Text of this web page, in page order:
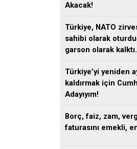
Akacak!
Türkiye, NATO
sahibi olarak
garson olarak kalktı.
Türkiye’yi yeniden
kaldırmak için
Adayıyım!
Borç, faiz, zam,
faturasını emekli,